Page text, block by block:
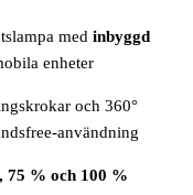
med inbyggd
enheter
och 360°
användning
75 % och 100 %